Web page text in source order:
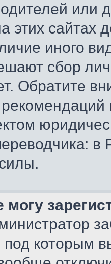
или
этих сайтах
иного
сбор
Обратите
в
которым